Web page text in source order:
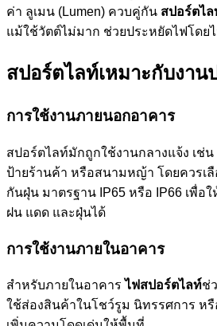
ค่า ลูเมน (Lumen) ควบคู่กัน สปอร์ตไล
แม้ใช้วัตต์ไม่มาก ช่วยประหยัดไฟโดย
สปอร์ตไลท์เหมาะกับงาน
การใช้งานภายนอกอาคาร
สปอร์ตไลท์มักถูกใช้งานกลางแจ้ง เช่
ป้ายร้านค้า หรือสนามหญ้า โดยควร
กันฝุ่น มาตรฐาน IP65 หรือ IP66 เพื่อ
ฝน แดด และฝุ่นได้
การใช้งานภายในอาคาร
สำหรับภายในอาคารไฟสปอร์ตไลท์ช่
ใช้ส่องสินค้าในโชว์รูม นิทรรศการ หรื